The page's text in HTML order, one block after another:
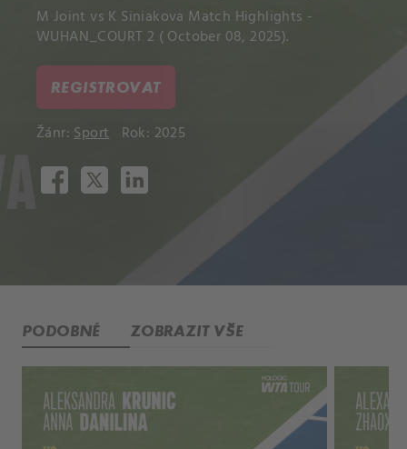
M Joint vs K Siniakova Match Highlights -
WUHAN_COURT 2 ( October 08, 2025).
REGISTROVAT
Žánr:Sport Rok: 2025
PODOBNÉ ZOBRAZIT VŠE